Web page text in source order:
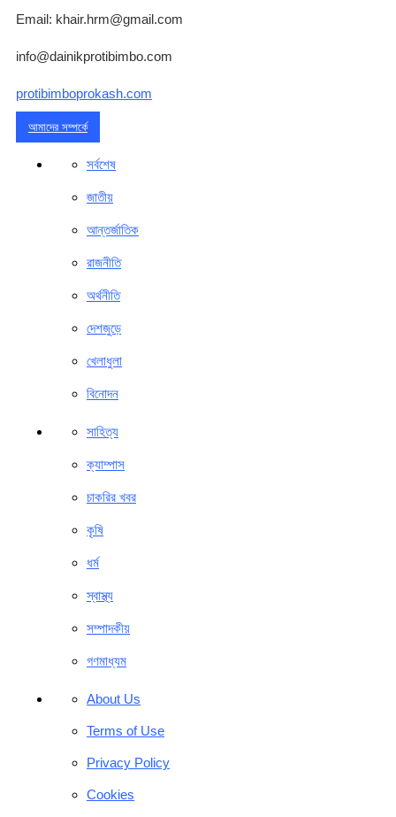
Email: khair.hrm@gmail.com
info@dainikprotibimbo.com
protibimboprokash.com
আমাদের সম্পর্কে
সর্বশেষ
জাতীয়
আন্তর্জাতিক
রাজনীতি
অর্থনীতি
দেশজুড়ে
খেলাধুলা
বিনোদন
সাহিত্য
ক্যাম্পাস
চাকরির খবর
কৃষি
ধর্ম
স্বাস্থ্য
সম্পাদকীয়
গণমাধ্যম
About Us
Terms of Use
Privacy Policy
Cookies